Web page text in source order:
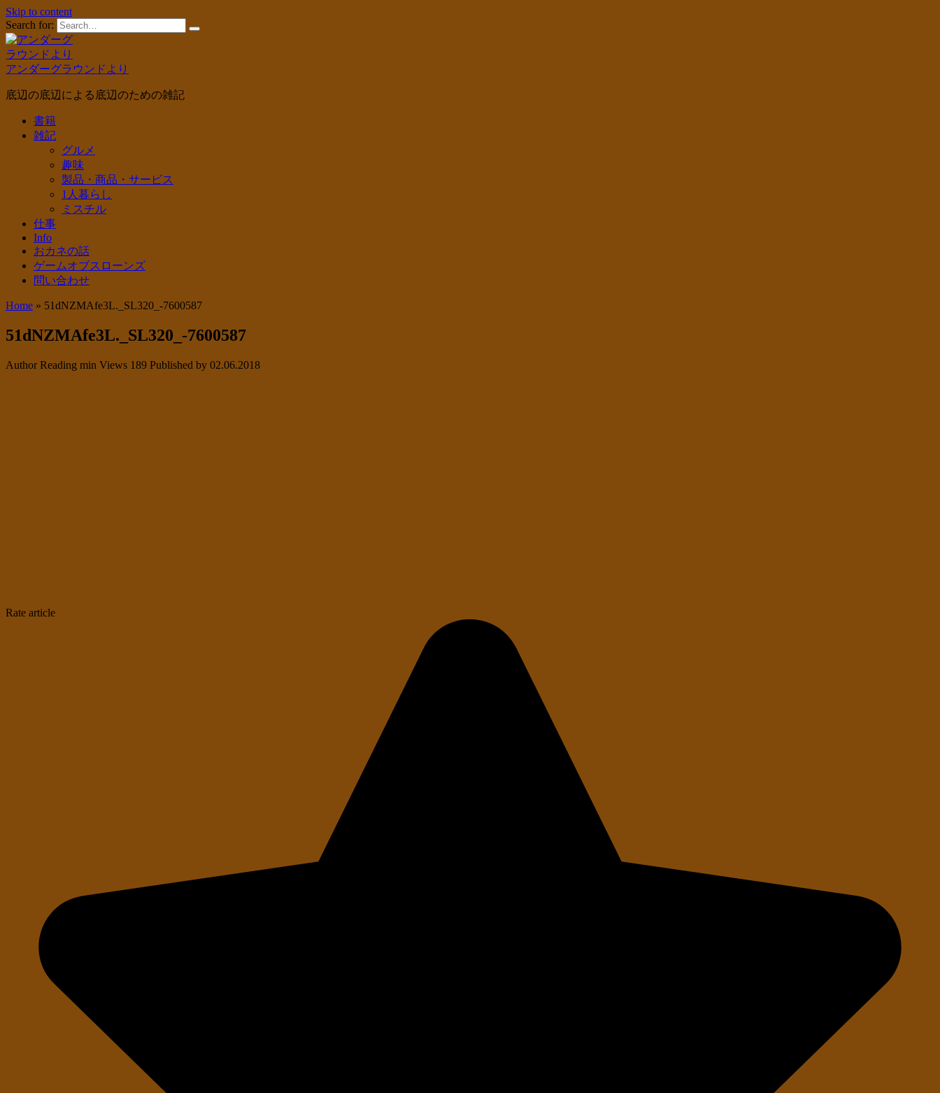
Skip to content
Search for:
アンダーグラウンドより
底辺の底辺による底辺のための雑記
書籍
雑記
グルメ
趣味
製品・商品・サービス
1人暮らし
ミスチル
仕事
Info
おカネの話
ゲームオブスローンズ
問い合わせ
Home » 51dNZMAfe3L._SL320_-7600587
51dNZMAfe3L._SL320_-7600587
Author Reading min Views 189 Published by 02.06.2018
Rate article